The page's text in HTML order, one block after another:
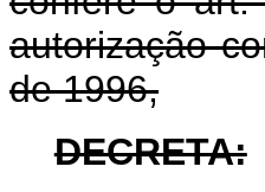
autorização
de 1996,
DECRETA: